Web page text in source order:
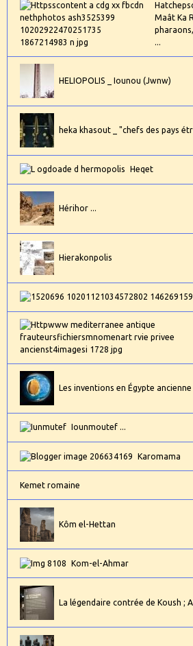
Maât Ka
...
HELIOPOLIS _ Iounou (Jwnw)
heka khasout _ "chefs des pays
Heqet
Hérihor ...
Hierakonpolis
Les inventions en Égypte ancienne
Iounmoutef ...
Karomama
Kemet romaine
Kôm el-Hettan
Kom-el-Ahmar
La légendaire contrée de Koush ;